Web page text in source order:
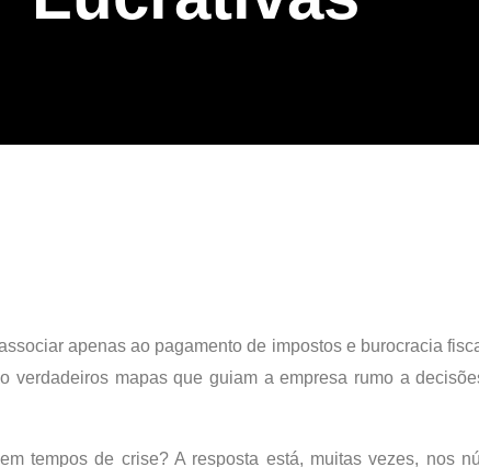
apenas ao pagamento de impostos e burocracia
mapas que guiam a empresa rumo a
tempos de crise? A resposta está, muitas vezes, nos